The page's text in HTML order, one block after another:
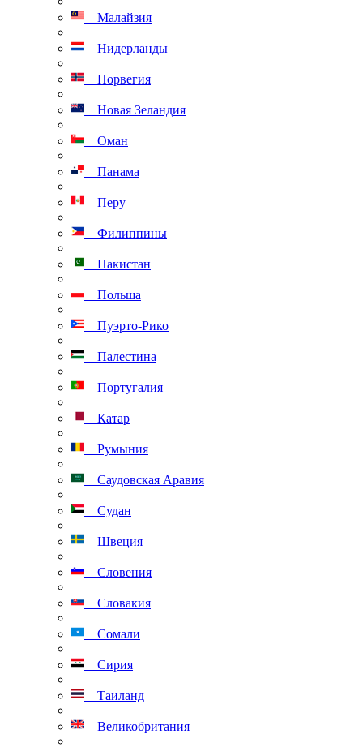
Малайзия
Нидерланды
Норвегия
Новая Зеландия
Оман
Панама
Перу
Филиппины
Пакистан
Польша
Пуэрто-Рико
Палестина
Португалия
Катар
Румыния
Саудовская Аравия
Судан
Швеция
Словения
Словакия
Сомали
Сирия
Таиланд
Великобритания